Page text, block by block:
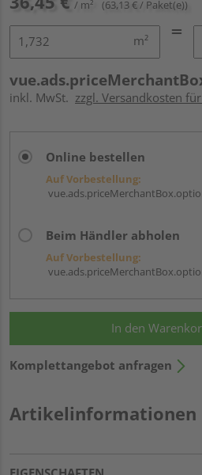
/ m² (63,13 € / Paket(e))
m²
inkl. MwSt. zzgl. Versandkosten
Online bestellen
Auf Vorbestellung:
Beim Händler abholen
Auf Vorbestellung:
In den
Komplettangebot anfragen
Artikelinformationen